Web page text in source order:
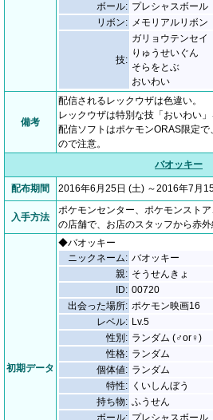
ボール: プレシャスボール
リボン: メモリアルリボン
技:
ガリョウテンセイ
りゅうせいぐん
そらをとぶ
おいわい
備考
配信されるレックウザは色違い。
レックウザは特別な技「おいわい」
配信ソフトはポケモンORAS限定
ので注意。
バオッキー
配布期間 2016年6月25日 (土) ～2016年7月
入手方法
ポケモンセンター、ポケモンスト
の店舗で、お店のスタッフから赤外
初期データ
◆バオッキー
ニックネーム: バオッキー
親: そうせんきょ
ID: 00720
出会った場所: ポケモン映画16
レベル: Lv.5
性別: ランダム (♂or♀)
性格: ランダム
個体値: ランダム
特性: くいしんぼう
持ち物: ふうせん
ボール: プレシャスボール